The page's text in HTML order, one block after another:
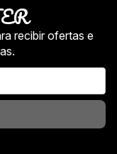
recibir ofertas e